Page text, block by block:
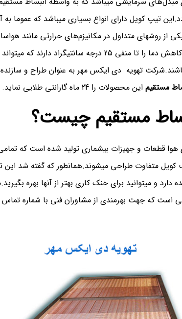
تیپ کویل دارای انواع بسیاری میباشد که عموما به
از روشهای متداول در مکانیزم‌های حرارتی مانند
میرود.کویل‌های انبساطی قابلیت کاهش دما را تا منفی 25 درجه
تهویه دی ایکس مهر به عنوان طراح و
مستقیم این محصولات را 24 ماه گارانتی طلایی نماید.
مستقیم چیست؟
هوا قطعات و جهیزات بیشماری تولید شده است که
متفاوت طراحی میشوند.همانطور که گفته شد این
و میتوانید برای خنک کاری بهتر از آنها بهره
است که جهت بهرمندی از مشاوران فنی با شماره تماس